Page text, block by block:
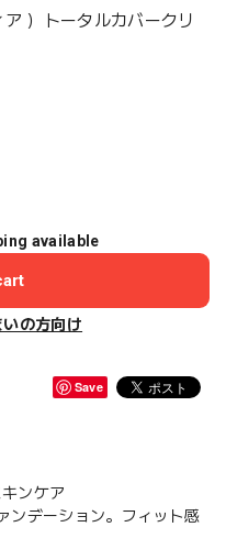
ア ）トータルカバークリ
available
いの方向け
Save
ンケア
ンデーション。フィット感